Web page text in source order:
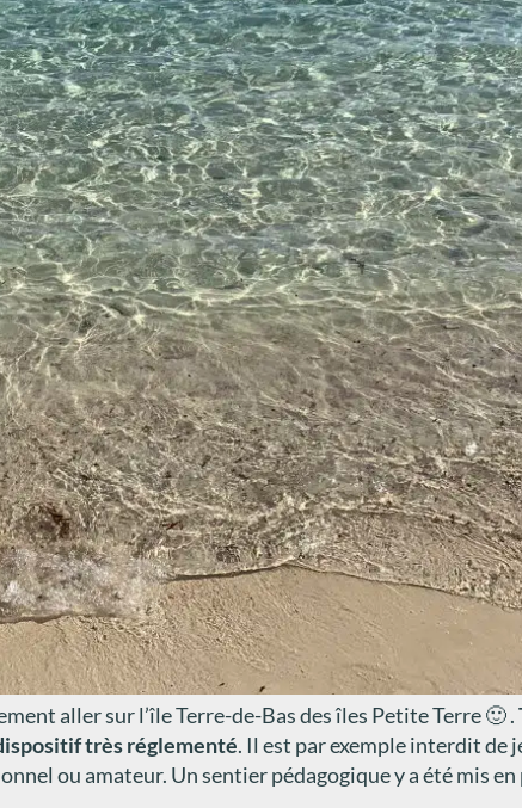
aller sur l’île Terre-de-Bas des îles Petite Terre 🙂 .
très réglementé. Il est par exemple interdit de
ou amateur. Un sentier pédagogique y a été mis en